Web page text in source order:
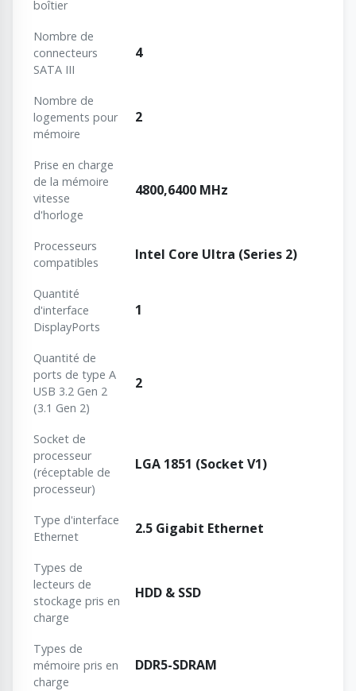
boîtier
Nombre de
connecteurs
SATA III
4
Nombre de
logements pour
mémoire
2
Prise en charge
de la mémoire
vitesse
d'horloge
4800,6400 MHz
Processeurs
compatibles
Intel Core Ultra (Series 2)
Quantité
d'interface
DisplayPorts
1
Quantité de
ports de type A
USB 3.2 Gen 2
(3.1 Gen 2)
2
Socket de
processeur
(réceptable de
processeur)
LGA 1851 (Socket V1)
Type d'interface
Ethernet
2.5 Gigabit Ethernet
Types de
lecteurs de
stockage pris en
charge
HDD & SSD
Types de
mémoire pris en
charge
DDR5-SDRAM